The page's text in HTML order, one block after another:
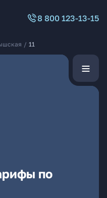
8 800 123-13-15
/ 11
по